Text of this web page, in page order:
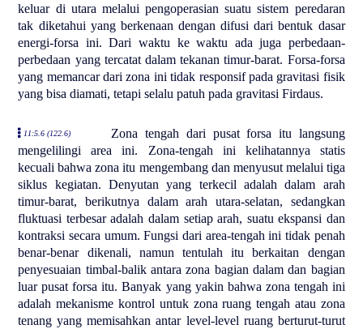
keluar di utara melalui pengoperasian suatu sistem peredaran
tak diketahui yang berkenaan dengan difusi dari bentuk dasar
energi-forsa ini. Dari waktu ke waktu ada juga perbedaan-
perbedaan yang tercatat dalam tekanan timur-barat. Forsa-forsa
yang memancar dari zona ini tidak responsif pada gravitasi fisik
yang bisa diamati, tetapi selalu patuh pada gravitasi Firdaus.
11:5.6 (122.6)
Zona tengah dari pusat forsa itu langsung
mengelilingi area ini. Zona-tengah ini kelihatannya statis
kecuali bahwa zona itu mengembang dan menyusut melalui tiga
siklus kegiatan. Denyutan yang terkecil adalah dalam arah
timur-barat, berikutnya dalam arah utara-selatan, sedangkan
fluktuasi terbesar adalah dalam setiap arah, suatu ekspansi dan
kontraksi secara umum. Fungsi dari area-tengah ini tidak penah
benar-benar dikenali, namun tentulah itu berkaitan dengan
penyesuaian timbal-balik antara zona bagian dalam dan bagian
luar pusat forsa itu. Banyak yang yakin bahwa zona tengah ini
adalah mekanisme kontrol untuk zona ruang tengah atau zona
tenang yang memisahkan antar level-level ruang berturut-turut